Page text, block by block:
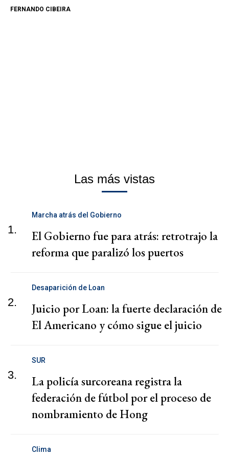
FERNANDO CIBEIRA
Las más vistas
1.
Marcha atrás del Gobierno
El Gobierno fue para atrás: retrotrajo la
reforma que paralizó los puertos
2.
Desaparición de Loan
Juicio por Loan: la fuerte declaración de
El Americano y cómo sigue el juicio
3.
SUR
La policía surcoreana registra la
federación de fútbol por el proceso de
nombramiento de Hong
Clima